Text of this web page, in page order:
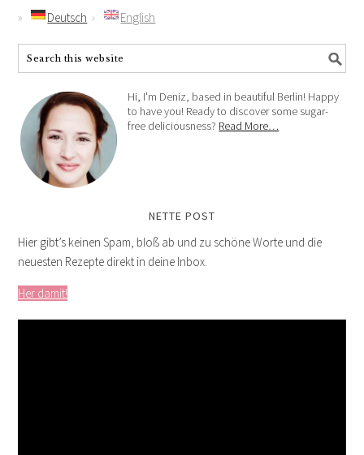
Deutsch English
Hi, I'm Deniz, based in beautiful Berlin! Happy
to have you! Ready to discover some sugar-
free deliciousness? Read More…
NETTE POST
Hier gibt’s keinen Spam, bloß ab und zu schöne Worte und die
neuesten Rezepte direkt in deine Inbox.
Her damit!